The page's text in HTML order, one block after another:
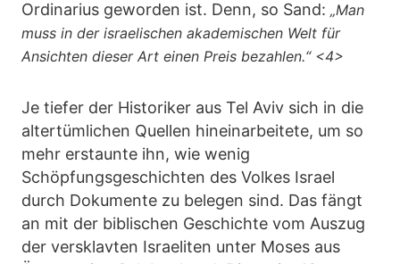
Ordinarius geworden ist. Denn, so Sand: „Man
muss in der israelischen akademischen Welt für
Ansichten dieser Art einen Preis bezahlen.“ <4>
Je tiefer der Historiker aus Tel Aviv sich in die
altertümlichen Quellen hineinarbeitete, um so
mehr erstaunte ihn, wie wenig
Schöpfungsgeschichten des Volkes Israel
durch Dokumente zu belegen sind. Das fängt
an mit der biblischen Geschichte vom Auszug
der versklavten Israeliten unter Moses aus